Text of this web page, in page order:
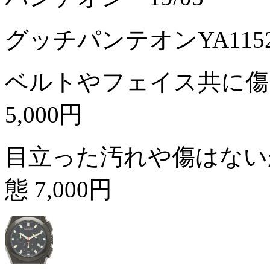
グッチパンテオン
ベルトやフェイス共に
5,000円
目立った汚れや傷はな
態 7,000円